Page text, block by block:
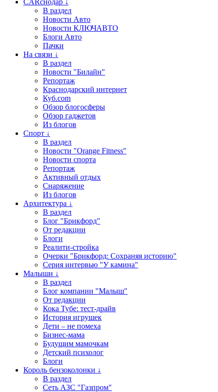
CARснодар ↓
В раздел
Новости Авто
Новости КЛЮЧАВТО
Блоги Авто
Пачки
На связи ↓
В раздел
Новости "Билайн"
Репортаж
Краснодарский интернет
Куб.com
Обзор блогосферы
Обзор гаджетов
Из блогов
Спорт ↓
В раздел
Новости "Orange Fitness"
Новости спорта
Репортаж
Активный отдых
Снаряжение
Из блогов
Архитектура ↓
В раздел
Блог "Брикфорд"
От редакции
Блоги
Реалити-стройка
Очерки "Брикфорд: Сохраняя историю"
Серия интервью "У камина"
Малыши ↓
В раздел
Блог компании "Малыш"
От редакции
Кока Тубе: тест-драйв
История игрушек
Дети – не помеха
Бизнес-мама
Будущим мамочкам
Детский психолог
Блоги
Король бензоколонки ↓
В раздел
Сеть АЗС "Газпром"